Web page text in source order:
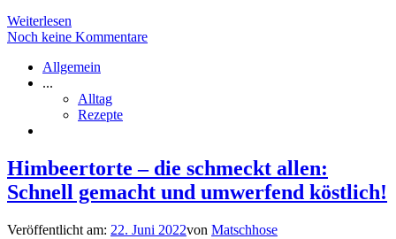
Weiterlesen
Noch keine Kommentare
Allgemein
...
Alltag
Rezepte
Himbeertorte – die schmeckt allen:
Schnell gemacht und umwerfend köstlich!
Veröffentlicht am: 22. Juni 2022von Matschhose